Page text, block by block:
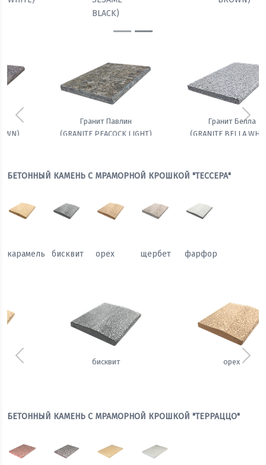
Гранит Белла
(GRANITE BELLA WHITE)
Амфиболит гранатовый
Предыдущий
БЕТОННЫЙ КАМЕНЬ С МРАМОРНОЙ КРОШКОЙ "ТЕССЕРА"
карамель бисквит орех щербет фарфор
Предыдущий
БЕТОННЫЙ КАМЕНЬ С МРАМОРНОЙ КРОШКОЙ "ТЕРРАЦЦО"